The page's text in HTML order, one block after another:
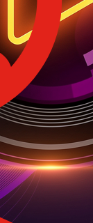
domanda e quali